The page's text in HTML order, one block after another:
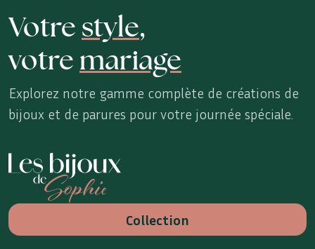
Votrestyle,
votremariage
Explorez notre gamme complète de créations de
bijoux et de parures pour votre journée spéciale.
Les Bijoux de Sophie
Collection